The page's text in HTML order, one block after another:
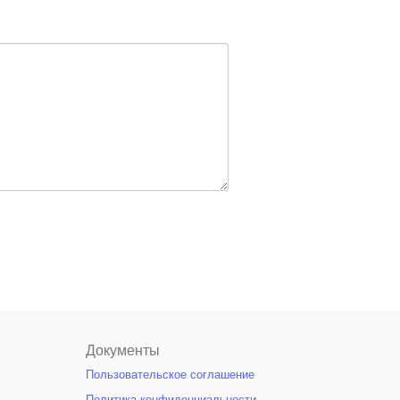
Документы
Пользовательское соглашение